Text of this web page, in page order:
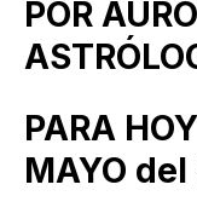
POR
PARA
MAYO